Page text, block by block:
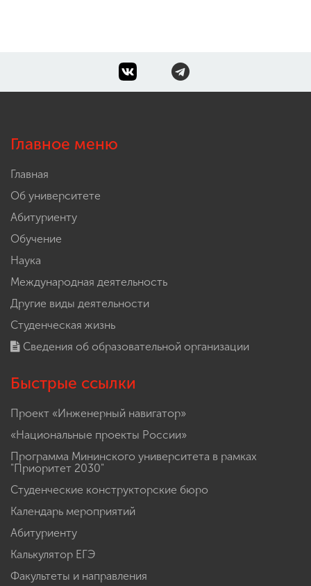
Главное меню
Главная
Об университете
Абитуриенту
Обучение
Наука
Международная деятельность
Другие виды деятельности
Студенческая жизнь
Сведения об образовательной организации
Быстрые ссылки
Проект «Инженерный навигатор»
«Национальные проекты России»
Программа Мининского университета в рамках
"Приоритет 2030"
Студенческие конструкторские бюро
Календарь мероприятий
Абитуриенту
Калькулятор ЕГЭ
Факультеты и направления